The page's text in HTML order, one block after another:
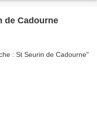
de Cadourne